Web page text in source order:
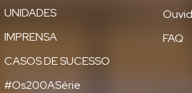
UNIDADES
IMPRENSA
CASOS DE SUCESSO
#Os200ASérie
FAQ